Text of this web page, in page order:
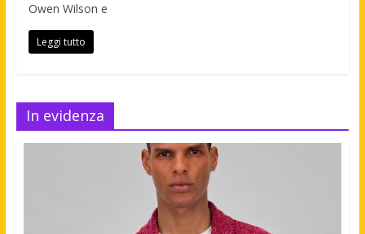
Owen Wilson e
Leggi tutto
In evidenza